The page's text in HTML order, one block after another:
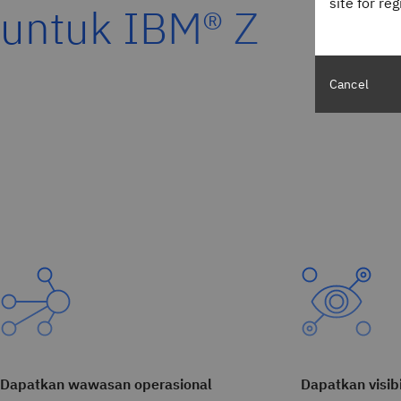
untuk IBM® Z
Dapatkan wawasan operasional
Dapatkan
Cancel